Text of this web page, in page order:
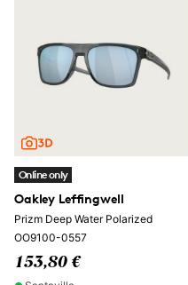
Online only
Oakley Leffingwell
Prizm Deep Water Polarized
OO9100-0557
153,80 €